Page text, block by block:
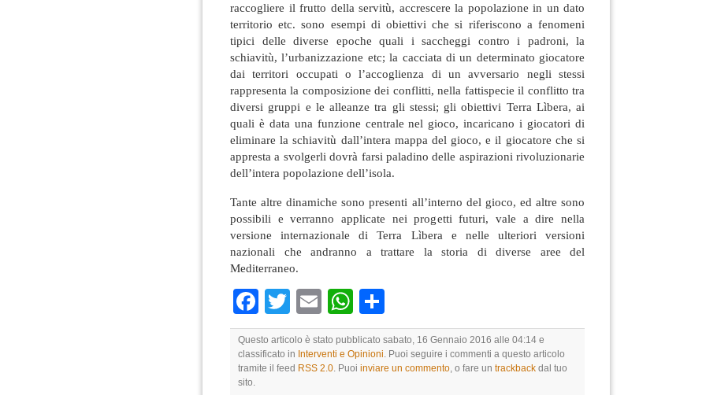
raccogliere il frutto della servitù, accrescere la popolazione in un dato
territorio etc. sono esempi di obiettivi che si riferiscono a fenomeni
tipici delle diverse epoche quali i saccheggi contro i padroni, la
schiavitù, l’urbanizzazione etc; la cacciata di un determinato giocatore
dai territori occupati o l’accoglienza di un avversario negli stessi
rappresenta la composizione dei conflitti, nella fattispecie il conflitto tra
diversi gruppi e le alleanze tra gli stessi; gli obiettivi Terra Lìbera, ai
quali è data una funzione centrale nel gioco, incaricano i giocatori di
eliminare la schiavitù dall’intera mappa del gioco, e il giocatore che si
appresta a svolgerli dovrà farsi paladino delle aspirazioni rivoluzionarie
dell’intera popolazione dell’isola.
Tante altre dinamiche sono presenti all’interno del gioco, ed altre sono
possibili e verranno applicate nei progetti futuri, vale a dire nella
versione internazionale di Terra Lìbera e nelle ulteriori versioni
nazionali che andranno a trattare la storia di diverse aree del
Mediterraneo.
Facebook
Twitter
EmailWhatsApp
Questo articolo è stato pubblicato sabato, 16 Gennaio 2016 alle 04:14 e
classificato in Interventi e Opinioni . Puoi seguire i commenti a questo articolo
tramite il feed RSS 2.0 . Puoi inviare un commento , o fare un trackback dal tuo
sito.